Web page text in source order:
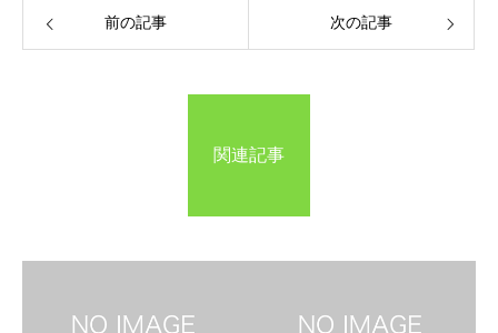
前の記事 次の記事
関連記事